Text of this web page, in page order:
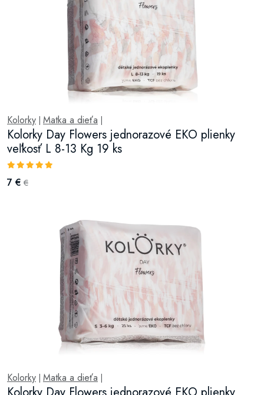
Kolorky Matka a dieťa
Kolorky Day Flowers jednorazové EKO plienky
veľkosť L 8-13 Kg 19 ks
7 € €
Kolorky Matka a dieťa